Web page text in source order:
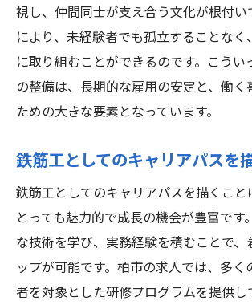
視し、仲間同士が支え合う文化が根付い
により、未経験者でも孤立することな
に取り組むことができるのです。こう
の整備は、長期的な雇用の安定と、働く
ための大きな要素となっています。
鉄筋工としてのキャリアパスを
鉄筋工としてのキャリアパスを描くこ
とっても魅力的で成長の機会が豊富です
な技術を学び、実務経験を積むことで
ップが可能です。柏市の求人では、多
者を対象とした研修プログラムを提供し